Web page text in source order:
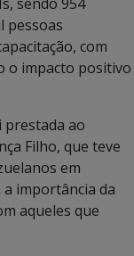
pessoas
com
o impacto positivo
prestada ao
Filho, que teve
em
a importância da
aqueles que